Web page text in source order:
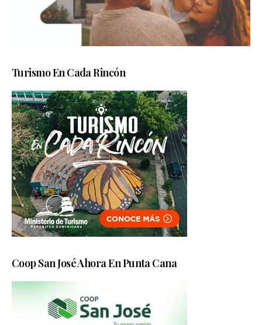
Turismo En Cada Rincón
Coop San José Ahora En Punta Cana